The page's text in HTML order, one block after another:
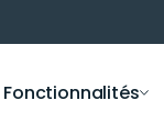
Fonctionnalités
des actifs
des actifs
avec
d’inventaire en